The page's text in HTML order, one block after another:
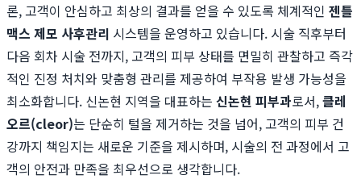
론, 고객이 안심하고 최상의 결과를 얻을 수 있도록 체계적인 젠틀
맥스 제모 사후관리 시스템을 운영하고 있습니다. 시술 직후부터
다음 회차 시술 전까지, 고객의 피부 상태를 면밀히 관찰하고 즉각
적인 진정 처치와 맞춤형 관리를 제공하여 부작용 발생 가능성을
최소화합니다. 신논현 지역을 대표하는 신논현 피부과로서,클레
오르(cleor)는 단순히 털을 제거하는 것을 넘어, 고객의 피부 건
강까지 책임지는 새로운 기준을 제시하며, 시술의 전 과정에서 고
객의 안전과 만족을 최우선으로 생각합니다.